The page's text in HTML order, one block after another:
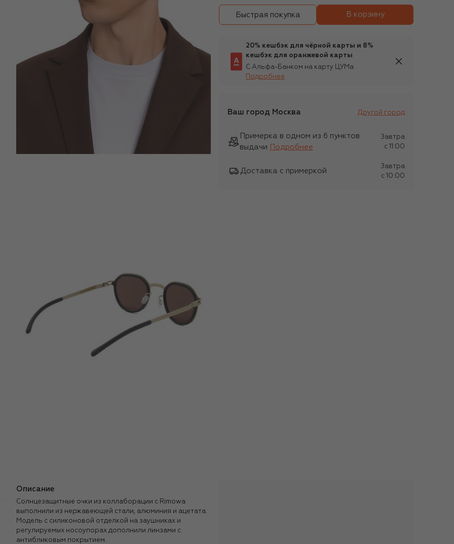
Быстрая покупка В корзину
20% кешбэк для чёрной карты и 8%
кешбэк для оранжевой карты
С Альфа-Банком на карту ЦУМа
Подробнее
Ваш город Москва Другой город
Примерка в одном из 6 пунктов
выдачи
Подробнее
Завтра
c 11:00
Доставка с примеркой
Завтра
c 10:00
Описание
Солнцезащитные очки из коллаборации с Rimowa
выполнили из нержавеющей стали, алюминия и ацетата.
Модель с силиконовой отделкой на заушниках и
регулируемых носоупорах дополнили линзами с
антибликовым покрытием.